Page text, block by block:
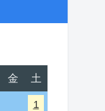
金 土
1